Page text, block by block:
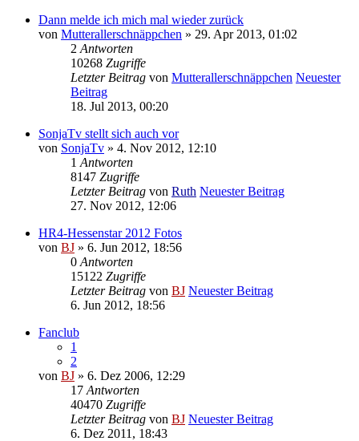
Dann melde ich mich mal wieder zurück
von Mutterallerschnäppchen » 29. Apr 2013, 01:02
2 Antworten
10268 Zugriffe
Letzter Beitrag von Mutterallerschnäppchen Neuester
Beitrag
18. Jul 2013, 00:20
SonjaTv stellt sich auch vor
von SonjaTv » 4. Nov 2012, 12:10
1 Antworten
8147 Zugriffe
Letzter Beitrag von Ruth Neuester Beitrag
27. Nov 2012, 12:06
HR4-Hessenstar 2012 Fotos
von BJ » 6. Jun 2012, 18:56
0 Antworten
15122 Zugriffe
Letzter Beitrag von BJ Neuester Beitrag
6. Jun 2012, 18:56
Fanclub
1
2
von BJ » 6. Dez 2006, 12:29
17 Antworten
40470 Zugriffe
Letzter Beitrag von BJ Neuester Beitrag
6. Dez 2011, 18:43